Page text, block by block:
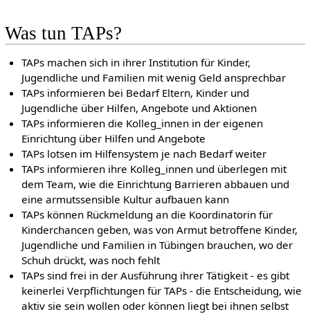
Was tun TAPs?
TAPs machen sich in ihrer Institution für Kinder,
Jugendliche und Familien mit wenig Geld ansprechbar
TAPs informieren bei Bedarf Eltern, Kinder und
Jugendliche über Hilfen, Angebote und Aktionen
TAPs informieren die Kolleg_innen in der eigenen
Einrichtung über Hilfen und Angebote
TAPs lotsen im Hilfensystem je nach Bedarf weiter
TAPs informieren ihre Kolleg_innen und überlegen mit
dem Team, wie die Einrichtung Barrieren abbauen und
eine armutssensible Kultur aufbauen kann
TAPs können Rückmeldung an die Koordinatorin für
Kinderchancen geben, was von Armut betroffene Kinder,
Jugendliche und Familien in Tübingen brauchen, wo der
Schuh drückt, was noch fehlt
TAPs sind frei in der Ausführung ihrer Tätigkeit - es gibt
keinerlei Verpflichtungen für TAPs - die Entscheidung, wie
aktiv sie sein wollen oder können liegt bei ihnen selbst